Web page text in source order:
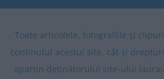
Toate articolele, fotografiile și
conținutul acestui site, cât și
aparțin deținătorului site-ului